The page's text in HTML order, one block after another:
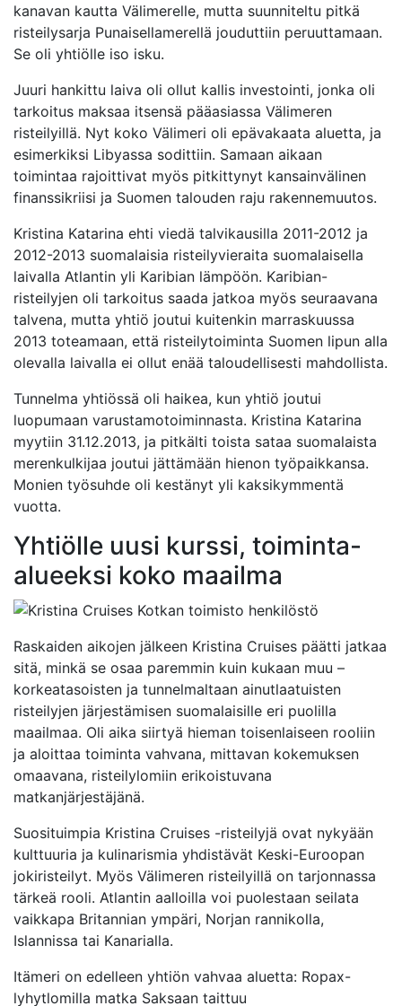
kanavan kautta Välimerelle, mutta suunniteltu pitkä
risteilysarja Punaisellamerellä jouduttiin peruuttamaan.
Se oli yhtiölle iso isku.
Juuri hankittu laiva oli ollut kallis investointi, jonka oli
tarkoitus maksaa itsensä pääasiassa Välimeren
risteilyillä. Nyt koko Välimeri oli epävakaata aluetta, ja
esimerkiksi Libyassa sodittiin. Samaan aikaan
toimintaa rajoittivat myös pitkittynyt kansainvälinen
finanssikriisi ja Suomen talouden raju rakennemuutos.
Kristina Katarina ehti viedä talvikausilla 2011-2012 ja
2012-2013 suomalaisia risteilyvieraita suomalaisella
laivalla Atlantin yli Karibian lämpöön. Karibian-
risteilyjen oli tarkoitus saada jatkoa myös seuraavana
talvena, mutta yhtiö joutui kuitenkin marraskuussa
2013 toteamaan, että risteilytoiminta Suomen lipun alla
olevalla laivalla ei ollut enää taloudellisesti mahdollista.
Tunnelma yhtiössä oli haikea, kun yhtiö joutui
luopumaan varustamotoiminnasta. Kristina Katarina
myytiin 31.12.2013, ja pitkälti toista sataa suomalaista
merenkulkijaa joutui jättämään hienon työpaikkansa.
Monien työsuhde oli kestänyt yli kaksikymmentä
vuotta.
Yhtiölle uusi kurssi, toiminta-
alueeksi koko maailma
Raskaiden aikojen jälkeen Kristina Cruises päätti jatkaa
sitä, minkä se osaa paremmin kuin kukaan muu –
korkeatasoisten ja tunnelmaltaan ainutlaatuisten
risteilyjen järjestämisen suomalaisille eri puolilla
maailmaa. Oli aika siirtyä hieman toisenlaiseen rooliin
ja aloittaa toiminta vahvana, mittavan kokemuksen
omaavana, risteilylomiin erikoistuvana
matkanjärjestäjänä.
Suosituimpia Kristina Cruises -risteilyjä ovat nykyään
kulttuuria ja kulinarismia yhdistävät Keski-Euroopan
jokiristeilyt. Myös Välimeren risteilyillä on tarjonnassa
tärkeä rooli. Atlantin aalloilla voi puolestaan seilata
vaikkapa Britannian ympäri, Norjan rannikolla,
Islannissa tai Kanarialla.
Itämeri on edelleen yhtiön vahvaa aluetta: Ropax-
lyhytlomilla matka Saksaan taittuu